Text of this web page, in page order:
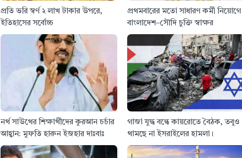
প্রতি ভরি স্বর্ণ ২ লাখ টাকার উপরে,
ইতিহাসের সর্বোচ্চ
প্রথমবারের মতো সাধারণ কর্মী নিয়োগে
বাংলাদেশ–সৌদি চুক্তি স্বাক্ষর
নর্থ সাউথের শিক্ষার্থীদের কুরআন চর্চার
আহ্বান: মুফতি হারুন ইজহার দাঃবাঃ
গাজা যুদ্ধ বন্ধে কায়রোতে বৈঠক, তবুও
থামছে না ইসরাইলের হামলা।